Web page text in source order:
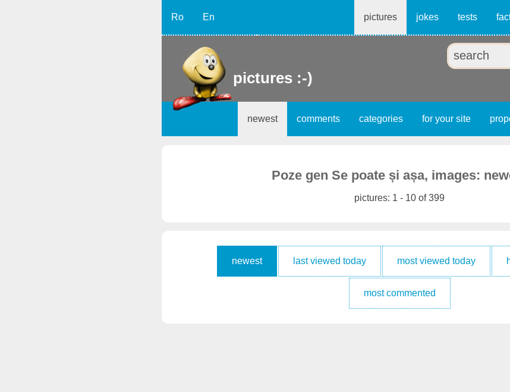
Ro En pictures jokes tests
pictures :-)
newest comments categories for your site
Poze gen Se poate și așa, images:
pictures: 1 - 10 of 399
newest last viewed today most viewed today
most commented